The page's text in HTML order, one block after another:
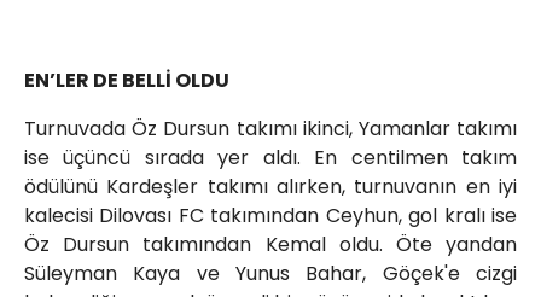
EN’LER DE BELLİ OLDU
Turnuvada Öz Dursun takımı ikinci, Yamanlar takımı
ise üçüncü sırada yer aldı. En centilmen takım
ödülünü Kardeşler takımı alırken, turnuvanın en iyi
kalecisi Dilovası FC takımından Ceyhun, gol kralı ise
Öz Dursun takımından Kemal oldu. Öte yandan
Süleyman Kaya ve Yunus Bahar, Göçek'e cizgi